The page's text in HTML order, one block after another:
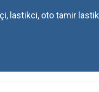
oto tamir